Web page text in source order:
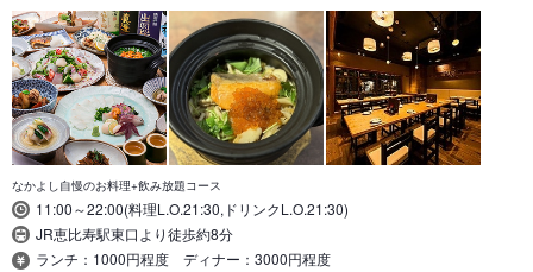
なかよし自慢のお料理+飲み放題コース
11:00～22:00(料理L.O.21:30,ドリンクL.O.21:30)
JR恵比寿駅東口より徒歩約8分
ランチ：1000円程度 ディナー：3000円程度